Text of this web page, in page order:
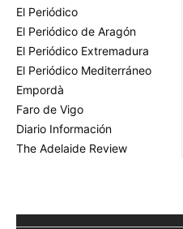
El Periódico
El Periódico de Aragón
El Periódico Extremadura
El Periódico Mediterráneo
Empordà
Faro de Vigo
Diario Información
The Adelaide Review